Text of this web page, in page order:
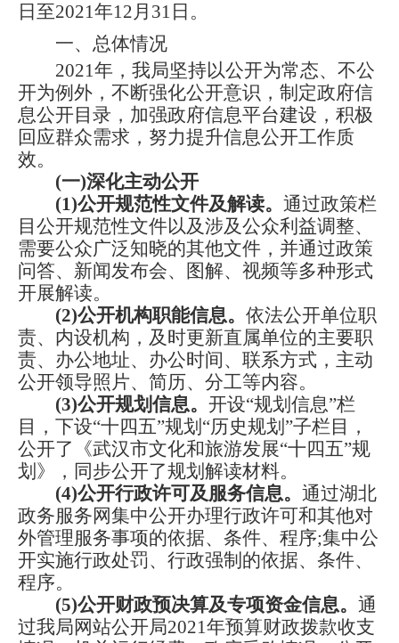
日至2021年12月31日。
一、 总体情况
2021年， 我局坚持以公开为常态、不公
开为例外，不断强化公开意识，制定政府信
息公开目录，加强政府信息平台建设，积极
回应群众需求，努力提升信息公开工作质
效。
(一)深化主动公开
(1)公开规范性文件及解读。 通过政策栏
目公开规范性文件以及涉及公众利益调整、
需要公众广泛知晓的其他文件，并通过政策
问答、新闻发布会、图解、视频等多种形式
开展解读。
(2)公开机构职能信息。 依法公开单位职
责、内设机构，及时更新直属单位的主要职
责、办公地址、办公时间、联系方式，主动
公开领导照片、简历、分工等内容。
(3)公开规划信息。 开设“规划信息”栏
目，下设“十四五”规划“历史规划”子栏目，
公开了《武汉市文化和旅游发展“十四五”规
划》，同步公开了规划解读材料。
(4)公开行政许可及服务信息。 通过湖北
政务服务网集中公开办理行政许可和其他对
外管理服务事项的依据、条件、程序;集中公
开实施行政处罚、行政强制的依据、条件、
程序。
(5)公开财政预决算及专项资金信息。 通
过我局网站公开局2021年预算财政拨款收支